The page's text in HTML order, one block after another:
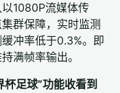
1080P流媒体传
群保障，实时监测
冲率低于0.3%。即
满帧率输出。
足球”功能收看到